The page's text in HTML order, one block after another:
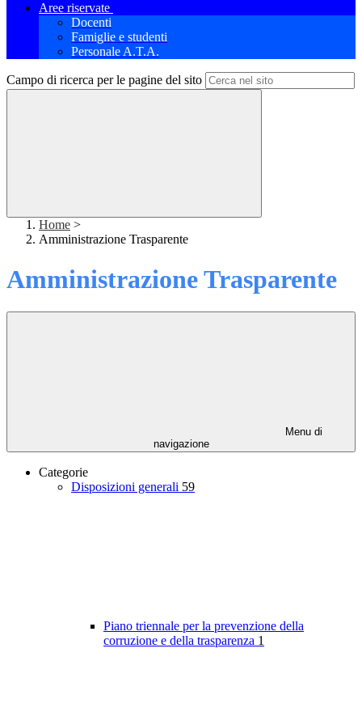
Aree riservate
Docenti
Famiglie e studenti
Personale A.T.A.
Campo di ricerca per le pagine del sito
Home >
Amministrazione Trasparente
Amministrazione Trasparente
Menu di
navigazione
Categorie
Disposizioni generali 59
Piano triennale per la prevenzione della
corruzione e della trasparenza 1